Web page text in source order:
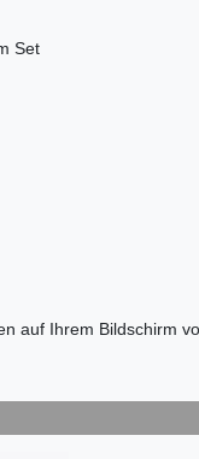
Set
auf Ihrem Bildschirm